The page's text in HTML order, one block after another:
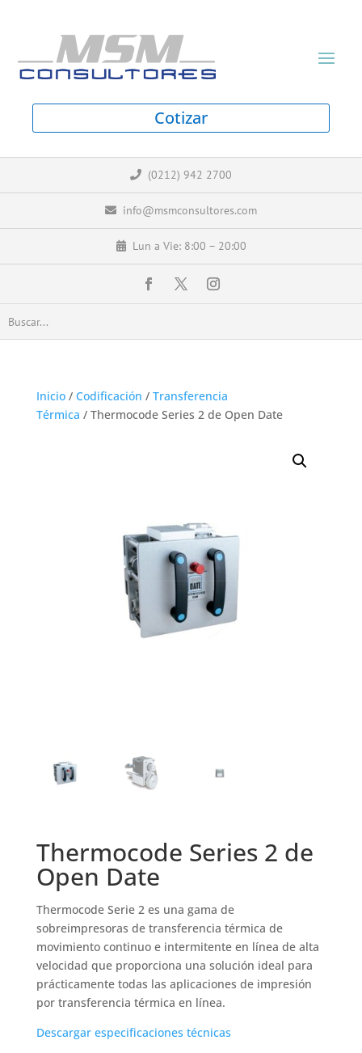
Cotizar
(0212) 942 2700
info@msmconsultores.com
Lun a Vie: 8:00 – 20:00
Inicio/ Codificación / Transferencia
Térmica / Thermocode Series 2 de Open Date
Thermocode Series 2 de
Open Date
Thermocode Serie 2 es una gama de
sobreimpresoras de transferencia térmica de
movimiento continuo e intermitente en línea de alta
velocidad que proporciona una solución ideal para
prácticamente todas las aplicaciones de impresión
por transferencia térmica en línea.
Descargar especificaciones técnicas